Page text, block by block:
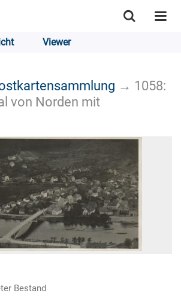
Viewer
→ 1058:
von Norden mit
Bestand